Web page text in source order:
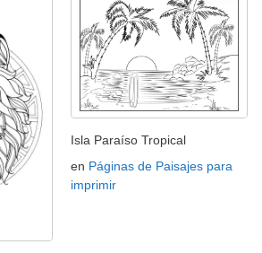
Isla Paraíso Tropical
en Páginas de Paisajes para
imprimir